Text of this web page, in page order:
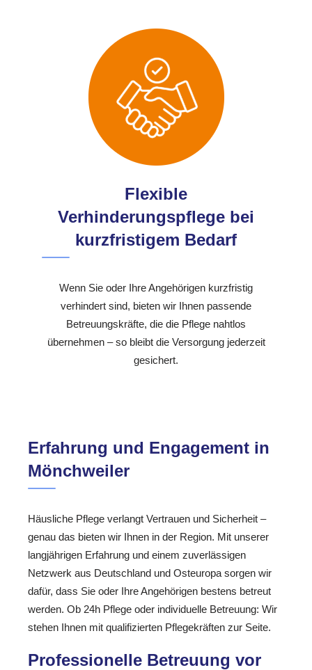
Flexible
Verhinderungspflege bei
kurzfristigem Bedarf
Wenn Sie oder Ihre Angehörigen kurzfristig
verhindert sind, bieten wir Ihnen passende
Betreuungskräfte, die die Pflege nahtlos
übernehmen – so bleibt die Versorgung jederzeit
gesichert.
Erfahrung und Engagement in
Mönchweiler
Häusliche Pflege verlangt Vertrauen und Sicherheit –
genau das bieten wir Ihnen in der Region. Mit unserer
langjährigen Erfahrung und einem zuverlässigen
Netzwerk aus Deutschland und Osteuropa sorgen wir
dafür, dass Sie oder Ihre Angehörigen bestens betreut
werden. Ob 24h Pflege oder individuelle Betreuung: Wir
stehen Ihnen mit qualifizierten Pflegekräften zur Seite.
Professionelle Betreuung vor